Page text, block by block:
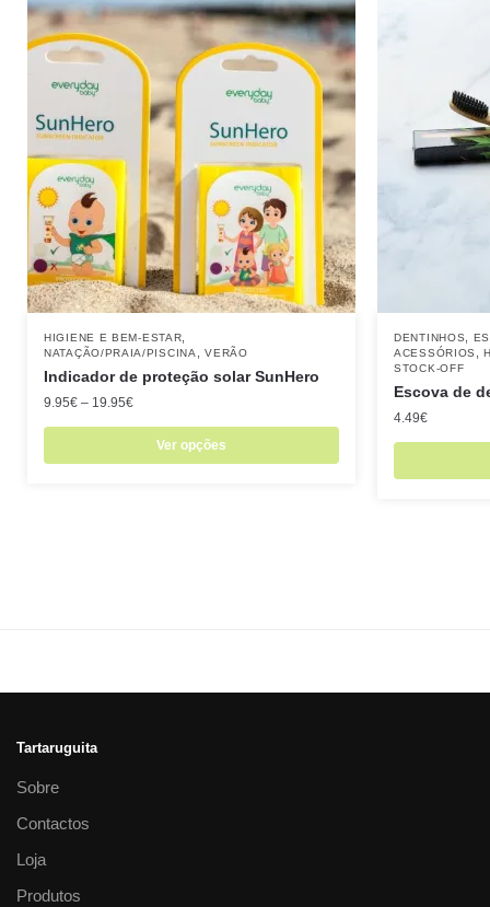
HIGIENE E BEM-ESTAR
NATAÇÃO/PRAIA/PISCINA ,VERÃO
Indicador de proteção solar SunHero
9.95€ – 19.95€
Ver opções
DENTINHOS
ACESSÓRIOS
,
STOCK-OFF
Escova de
4.49€
Tartaruguita
Sobre
Contactos
Loja
Produtos